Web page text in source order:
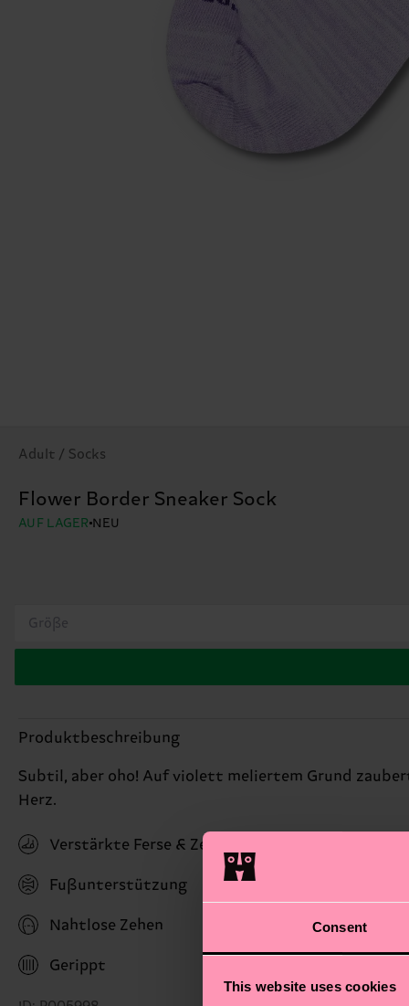
Consent
This website uses cookies
Adult / Socks
Flower Border Sneaker Sock
AUF LAGER NEU
Größe
Produktbeschreibung
Subtil, aber oho! Auf violett meliertem Grund
Herz.
Verstärkte Ferse & Zehen
Fußunterstützung
Nahtlose Zehen
Gerippt